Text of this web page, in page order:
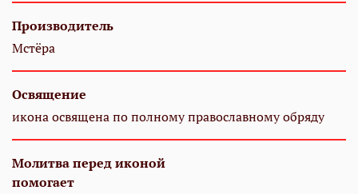
Производитель
Мстёра
Освящение
икона освящена по полному православному обряду
Молитва перед иконой
помогает